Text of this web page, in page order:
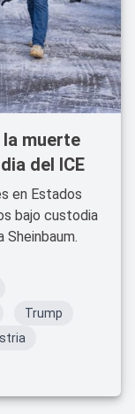
la muerte
del ICE
en Estados
bajo custodia
Sheinbaum.
Trump